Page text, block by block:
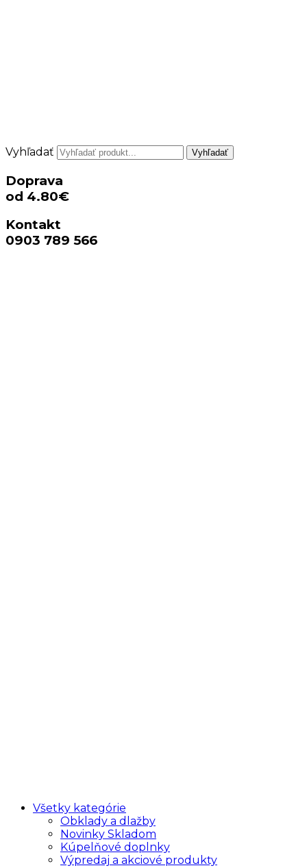
Vyhľadať Vyhľadať
Doprava
od 4.80€
Kontakt
0903 789 566
Všetky kategórie
Obklady a dlažby
Novinky Skladom
Kúpelňové doplnky
Výpredaj a akciové produkty